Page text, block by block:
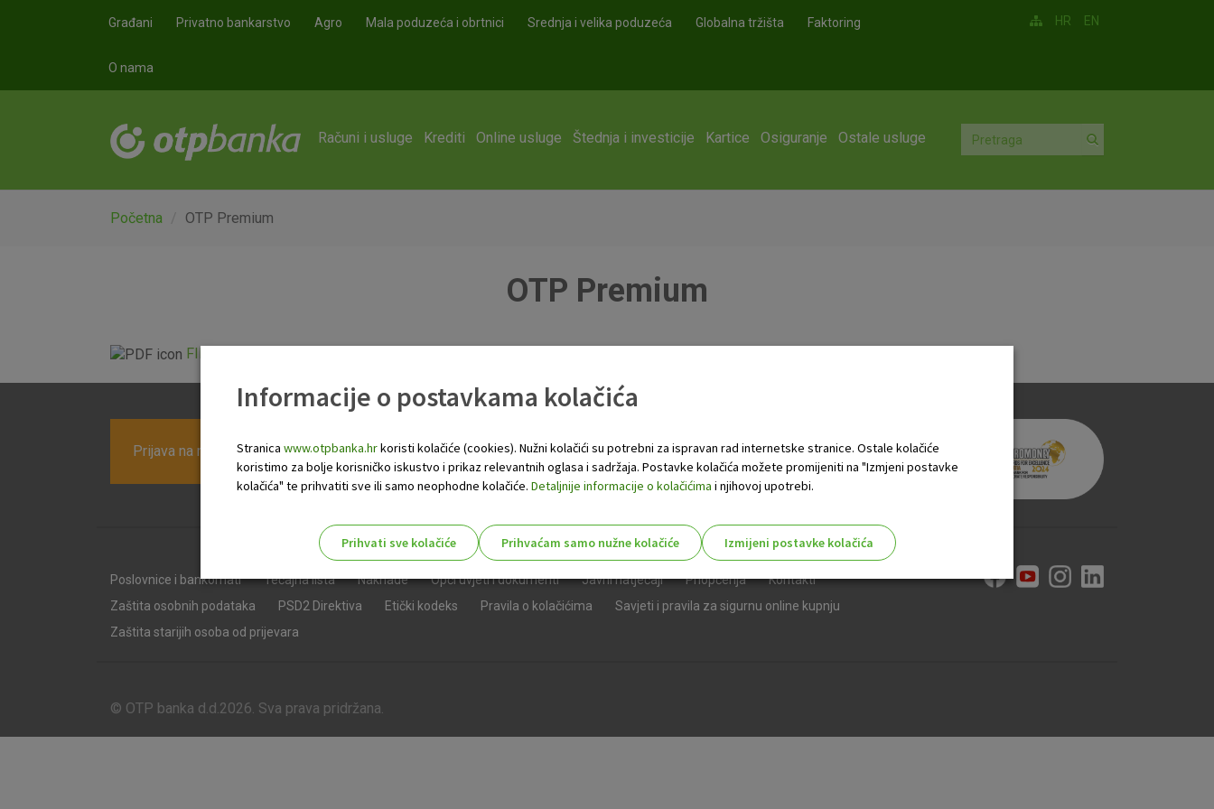
Građani Privatno bankarstvo Agro Mala poduzeća i obrtnici Srednja i velika poduzeća Globalna tržišta Faktoring
O nama
HR EN
Računi i usluge Krediti Online usluge Štednja i investicije Kartice Osiguranje Ostale usluge
Početna OTP Premium
OTP Premium
FID-OTP_Premium 01.08.pdf
Prijava na newsletter OTP banke
Poslovnice i bankomati Tečajna lista Naknade Opći uvjeti i dokumenti Javni natječaji Priopćenja
Kontakti
Zaštita osobnih podataka
PSD2 Direktiva Etički kodeks Pravila o kolačićima
Savjeti i pravila za sigurnu online kupnju
Zaštita starijih osoba od prijevara
© OTP banka d.d.2026. Sva prava pridržana.
Informacije o postavkama kolačića
Stranica www.otpbanka.hrkoristi kolačiće (cookies). Nužni kolačići su potrebni za ispravan rad internetske stranice. Ostale kolačiće
koristimo za bolje korisničko iskustvo i prikaz relevantnih oglasa i sadržaja. Postavke kolačića možete promijeniti na "Izmjeni postavke
kolačića" te prihvatiti sve ili samo neophodne kolačiće. Detaljnije informacije o kolačićima i njihovoj upotrebi.
Prihvati sve kolačiće Prihvaćam samo nužne kolačiće
Izmijeni postavke kolačića